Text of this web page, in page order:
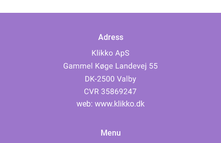
Adress
web: www.klikko.dk
Menu